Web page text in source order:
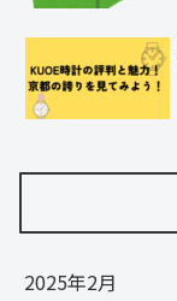
2025年2月